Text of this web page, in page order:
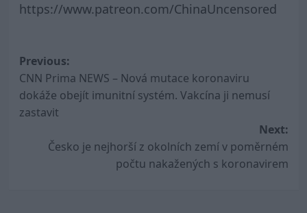
https://www.patreon.com/ChinaUncensored
Post
navigation
Previous:
CNN Prima NEWS – Nová mutace koronaviru
dokáže obejít imunitní systém. Vakcína ji nemusí
zastavit
Next:
Česko je nejhorší z okolních zemí v poměrném
počtu nakažených s koronavirem